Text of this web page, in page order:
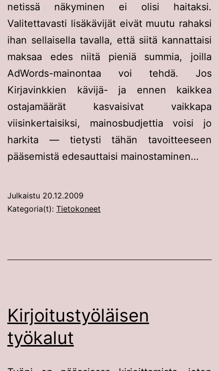
netissä näkyminen ei olisi haitaksi.
Valitettavasti lisäkävijät eivät muutu rahaksi
ihan sellaisella tavalla, että siitä kannattaisi
maksaa edes niitä pieniä summia, joilla
AdWords-mainontaa voi tehdä. Jos
Kirjavinkkien kävijä- ja ennen kaikkea
ostajamäärät kasvaisivat vaikkapa
viisinkertaisiksi, mainosbudjettia voisi jo
harkita — tietysti tähän tavoitteeseen
pääsemistä edesauttaisi mainostaminen…
Julkaistu 20.12.2009
Kategoria(t): Tietokoneet
Kirjoitustyöläisen
työkalut